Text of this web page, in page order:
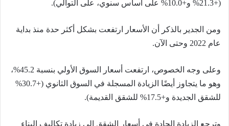
(+21.3% و+10.0% على أساس سنوي، على التوالي).
ومن الجدير بالذكر أن الأسعار ارتفعت بشكل أكثر حدة منذ بداية
عام 2022 وحتى الآن.
وعلى وجه الخصوص، ارتفعت أسعار السوق الأولي بنسبة 45.2%،
وهو ما يتجاوز أيضًا الزيادة المسجلة في السوق الثانوي (+30.7%
للشقق الجديدة و+17.5% للشقق القديمة).
وترجع الزيادة الحادة في أسعار الشقق إلى زيادة تكاليف البناء